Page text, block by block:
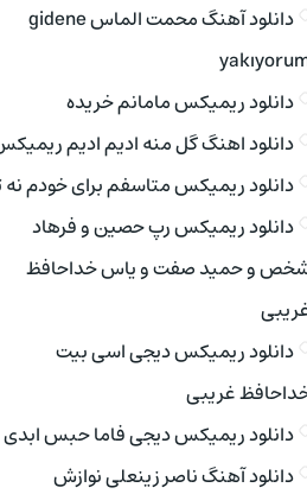
دانلود آهنگ محمت الماس gidene
دانلود ریمیکس مامانم خریده
دانلود اهنگ گل منه ادیم ادیم
دانلود ریمیکس متاسفم برای خودم نه
دانلود ریمیکس رپ حصین و فرهاد
و حمید صفت و یاس خداحافظ
دانلود ریمیکس دیجی اسی بیت
غریبی
دانلود ریمیکس دیجی فاما حبس ابدی
دانلود آهنگ ناصر زینعلی نوازش